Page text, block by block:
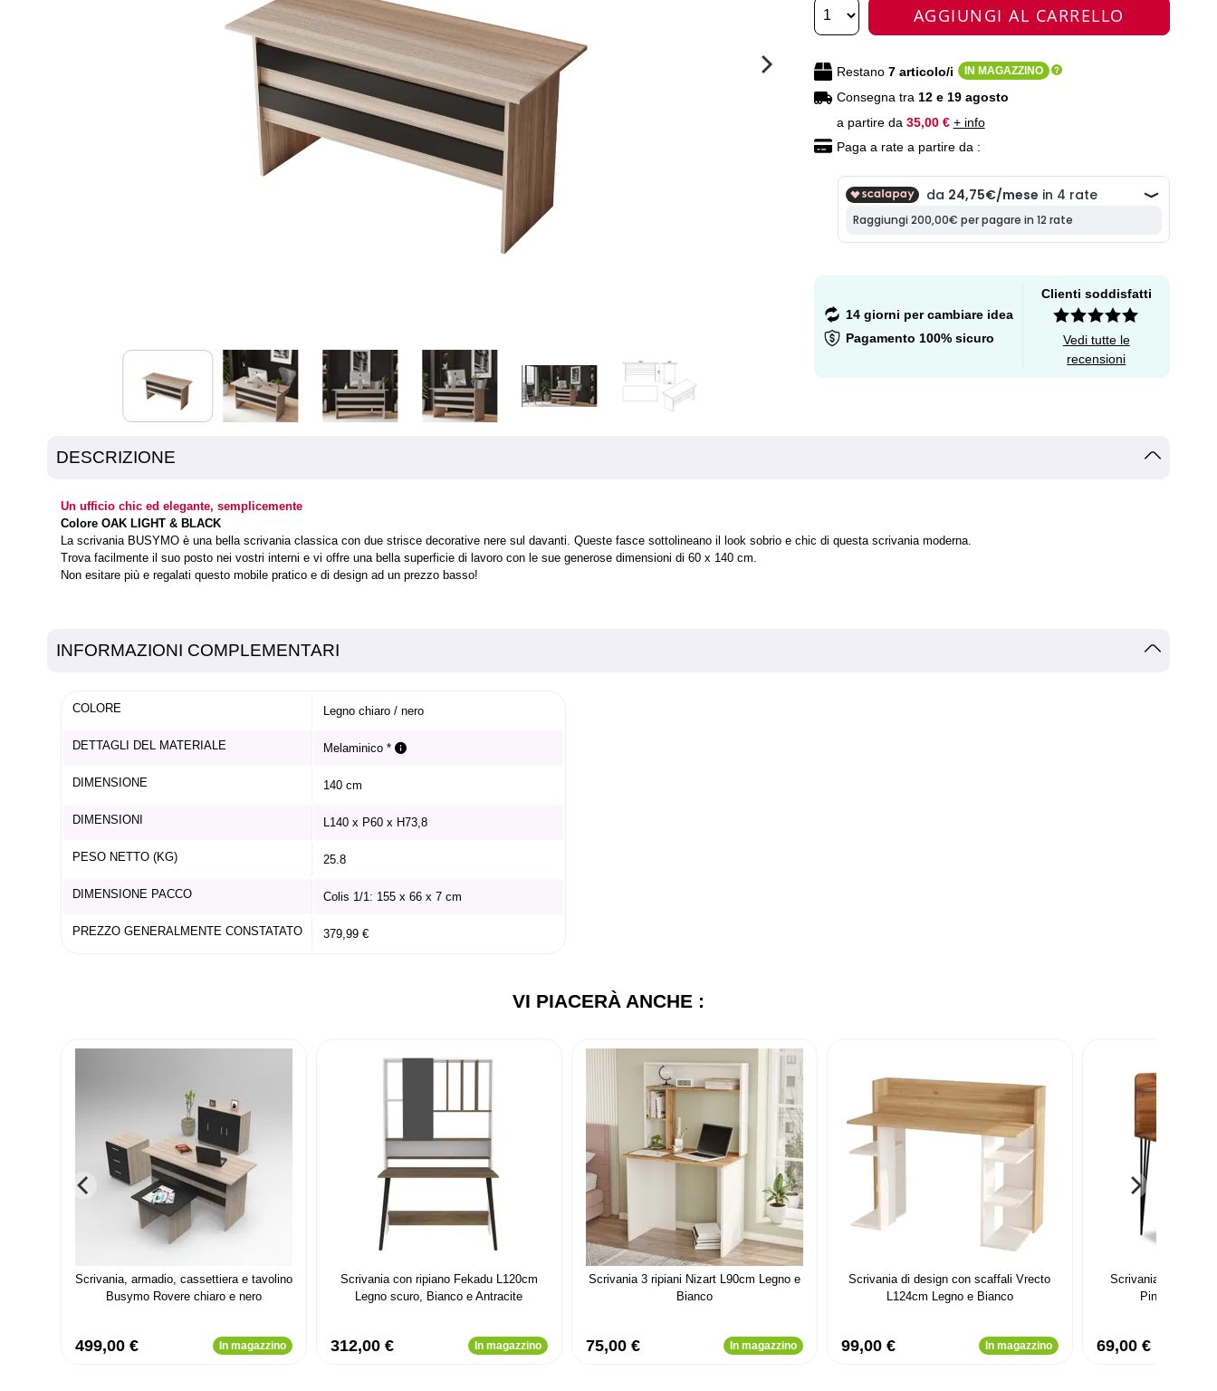
AGGIUNGI AL CARRELLO
Restano 7articolo/i IN MAGAZZINO
Consegna tra 12 e 19 agosto
a partire da 35,00 € + info
Paga a rate a partire da :
14 giorni per cambiare idea
Pagamento 100% sicuro
Clienti soddisfatti
Vedi tutte le
recensioni
DESCRIZIONE
Un ufficio chic ed elegante, semplicemente
Colore OAK LIGHT & BLACK
La scrivania BUSYMO è una bella scrivania classica con due strisce decorative nere sul davanti. Queste fasce sottolineano il look sobrio e chic di questa scrivania moderna.
Trova facilmente il suo posto nei vostri interni e vi offre una bella superficie di lavoro con le sue generose dimensioni di 60 x 140 cm.
Non esitare più e regalati questo mobile pratico e di design ad un prezzo basso!
INFORMAZIONI COMPLEMENTARI
COLORE Legno chiaro / nero
DETTAGLI DEL MATERIALE Melaminico *
DIMENSIONE 140 cm
DIMENSIONI L140 x P60 x H73,8
PESO NETTO (KG) 25.8
DIMENSIONE PACCO Colis 1/1: 155 x 66 x 7 cm
PREZZO GENERALMENTE CONSTATATO 379,99 €
VI PIACERÀ ANCHE :
Scrivania, armadio, cassettiera e tavolino
Busymo Rovere chiaro e nero
499,00 € In magazzino
Scrivania con ripiano Fekadu L120cm
Legno scuro, Bianco e Antracite
312,00 € In magazzino
Scrivania 3 ripiani Nizart L90cm Legno e
Bianco
75,00 € In magazzino
Scrivania di design con scaffali Vrecto
L124cm Legno e Bianco
99,00 € In magazzino
Scrivania con
Pingmao
69,00 €